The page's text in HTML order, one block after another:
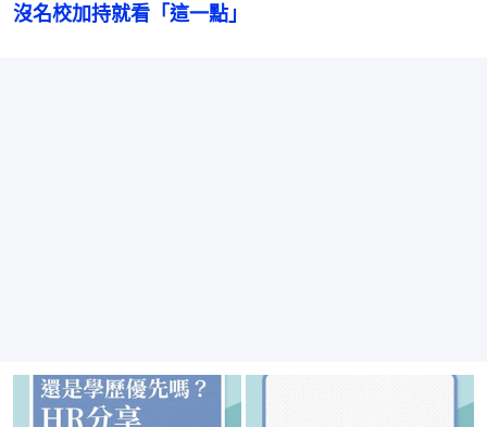
沒名校加持就看「這一點」